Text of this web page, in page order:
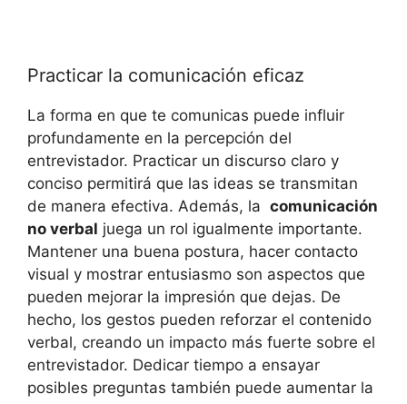
Practicar la ‌comunicación eficaz
La‌ forma en ⁢que te ⁢comunicas puede influir
profundamente en la percepción del
entrevistador. ​Practicar un discurso claro y
conciso ⁣permitirá que las ideas se​ transmitan
de manera​ efectiva. ⁣Además, ⁤la ‍ comunicación
no verbal juega‍ un rol​ igualmente⁣ importante.
Mantener ⁤una buena postura, hacer⁤ contacto
visual y mostrar entusiasmo son aspectos que ​
pueden mejorar la ⁢impresión que dejas. De
hecho, ⁢los‍ gestos pueden reforzar el contenido
verbal, creando un impacto⁢ más fuerte sobre el​
entrevistador. Dedicar tiempo a⁤ ensayar
posibles​ preguntas⁣ también ⁢puede‍ aumentar la⁤